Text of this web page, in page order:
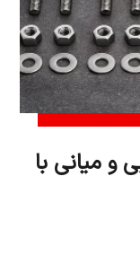
و میانی با